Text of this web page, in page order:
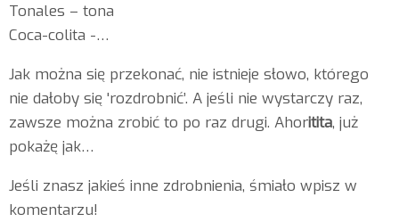
Tonales – tona
Coca-colita -…
Jak można się przekonać, nie istnieje słowo, którego
nie dałoby się 'rozdrobnić’. A jeśli nie wystarczy raz,
zawsze można zrobić to po raz drugi. Ahoritita, już
pokażę jak…
Jeśli znasz jakieś inne zdrobnienia, śmiało wpisz w
komentarzu!